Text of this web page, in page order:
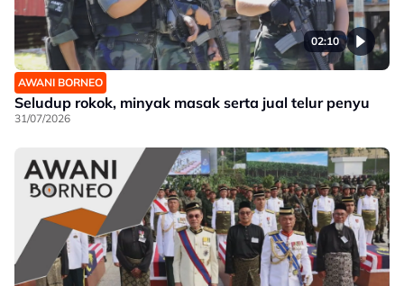
02:10
AWANI BORNEO
Seludup rokok, minyak masak serta jual telur penyu
31/07/2026